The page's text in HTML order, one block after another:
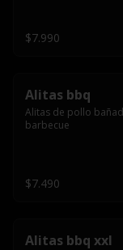
$7.990
Alitas bbq
Alitas de pollo
barbecue
$7.490
Alitas bbq xxl